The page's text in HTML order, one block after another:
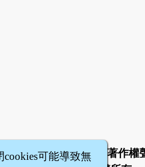
條款 隱私權條款
著作權
可能導致無